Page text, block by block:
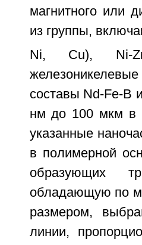
магнитного или
из группы,
Ni, Cu), Ni-
составы Nd-Fe-B
нм до 100 мкм в
указанные
в полимерной
образующих
обладающую по
размером,
линии,